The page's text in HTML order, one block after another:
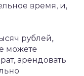
время, и,
рублей,
можете
арендовать